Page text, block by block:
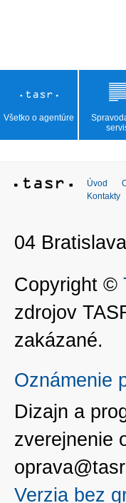
Všetko o agentúre
Úvod
Kontakty
04
Copyright ©
zdrojov
zakázané.
Oznámenie
Dizajn a
zverejnenie
Verzia bez